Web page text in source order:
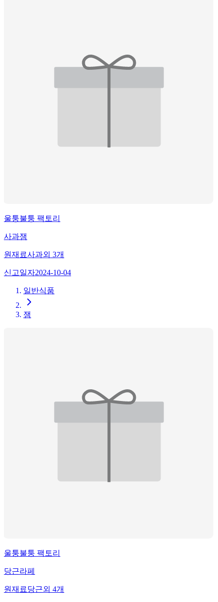
울퉁불퉁 팩토리
사과잼
원재료사과외 3개
신고일자2024-10-04
일반식품
잼
울퉁불퉁 팩토리
당근라페
원재료당근외 4개